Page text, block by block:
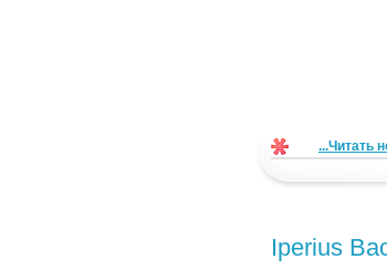
...Читать
Iperius